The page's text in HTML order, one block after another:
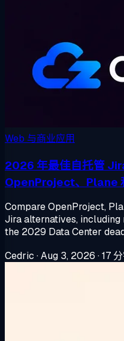
Web 与商业应用
2026 年最佳自托管
OpenProject、Plane
Compare OpenProject,
Jira alternatives, including
the 2029 Data Center
Cedric ·Aug 3, 2026 ·17